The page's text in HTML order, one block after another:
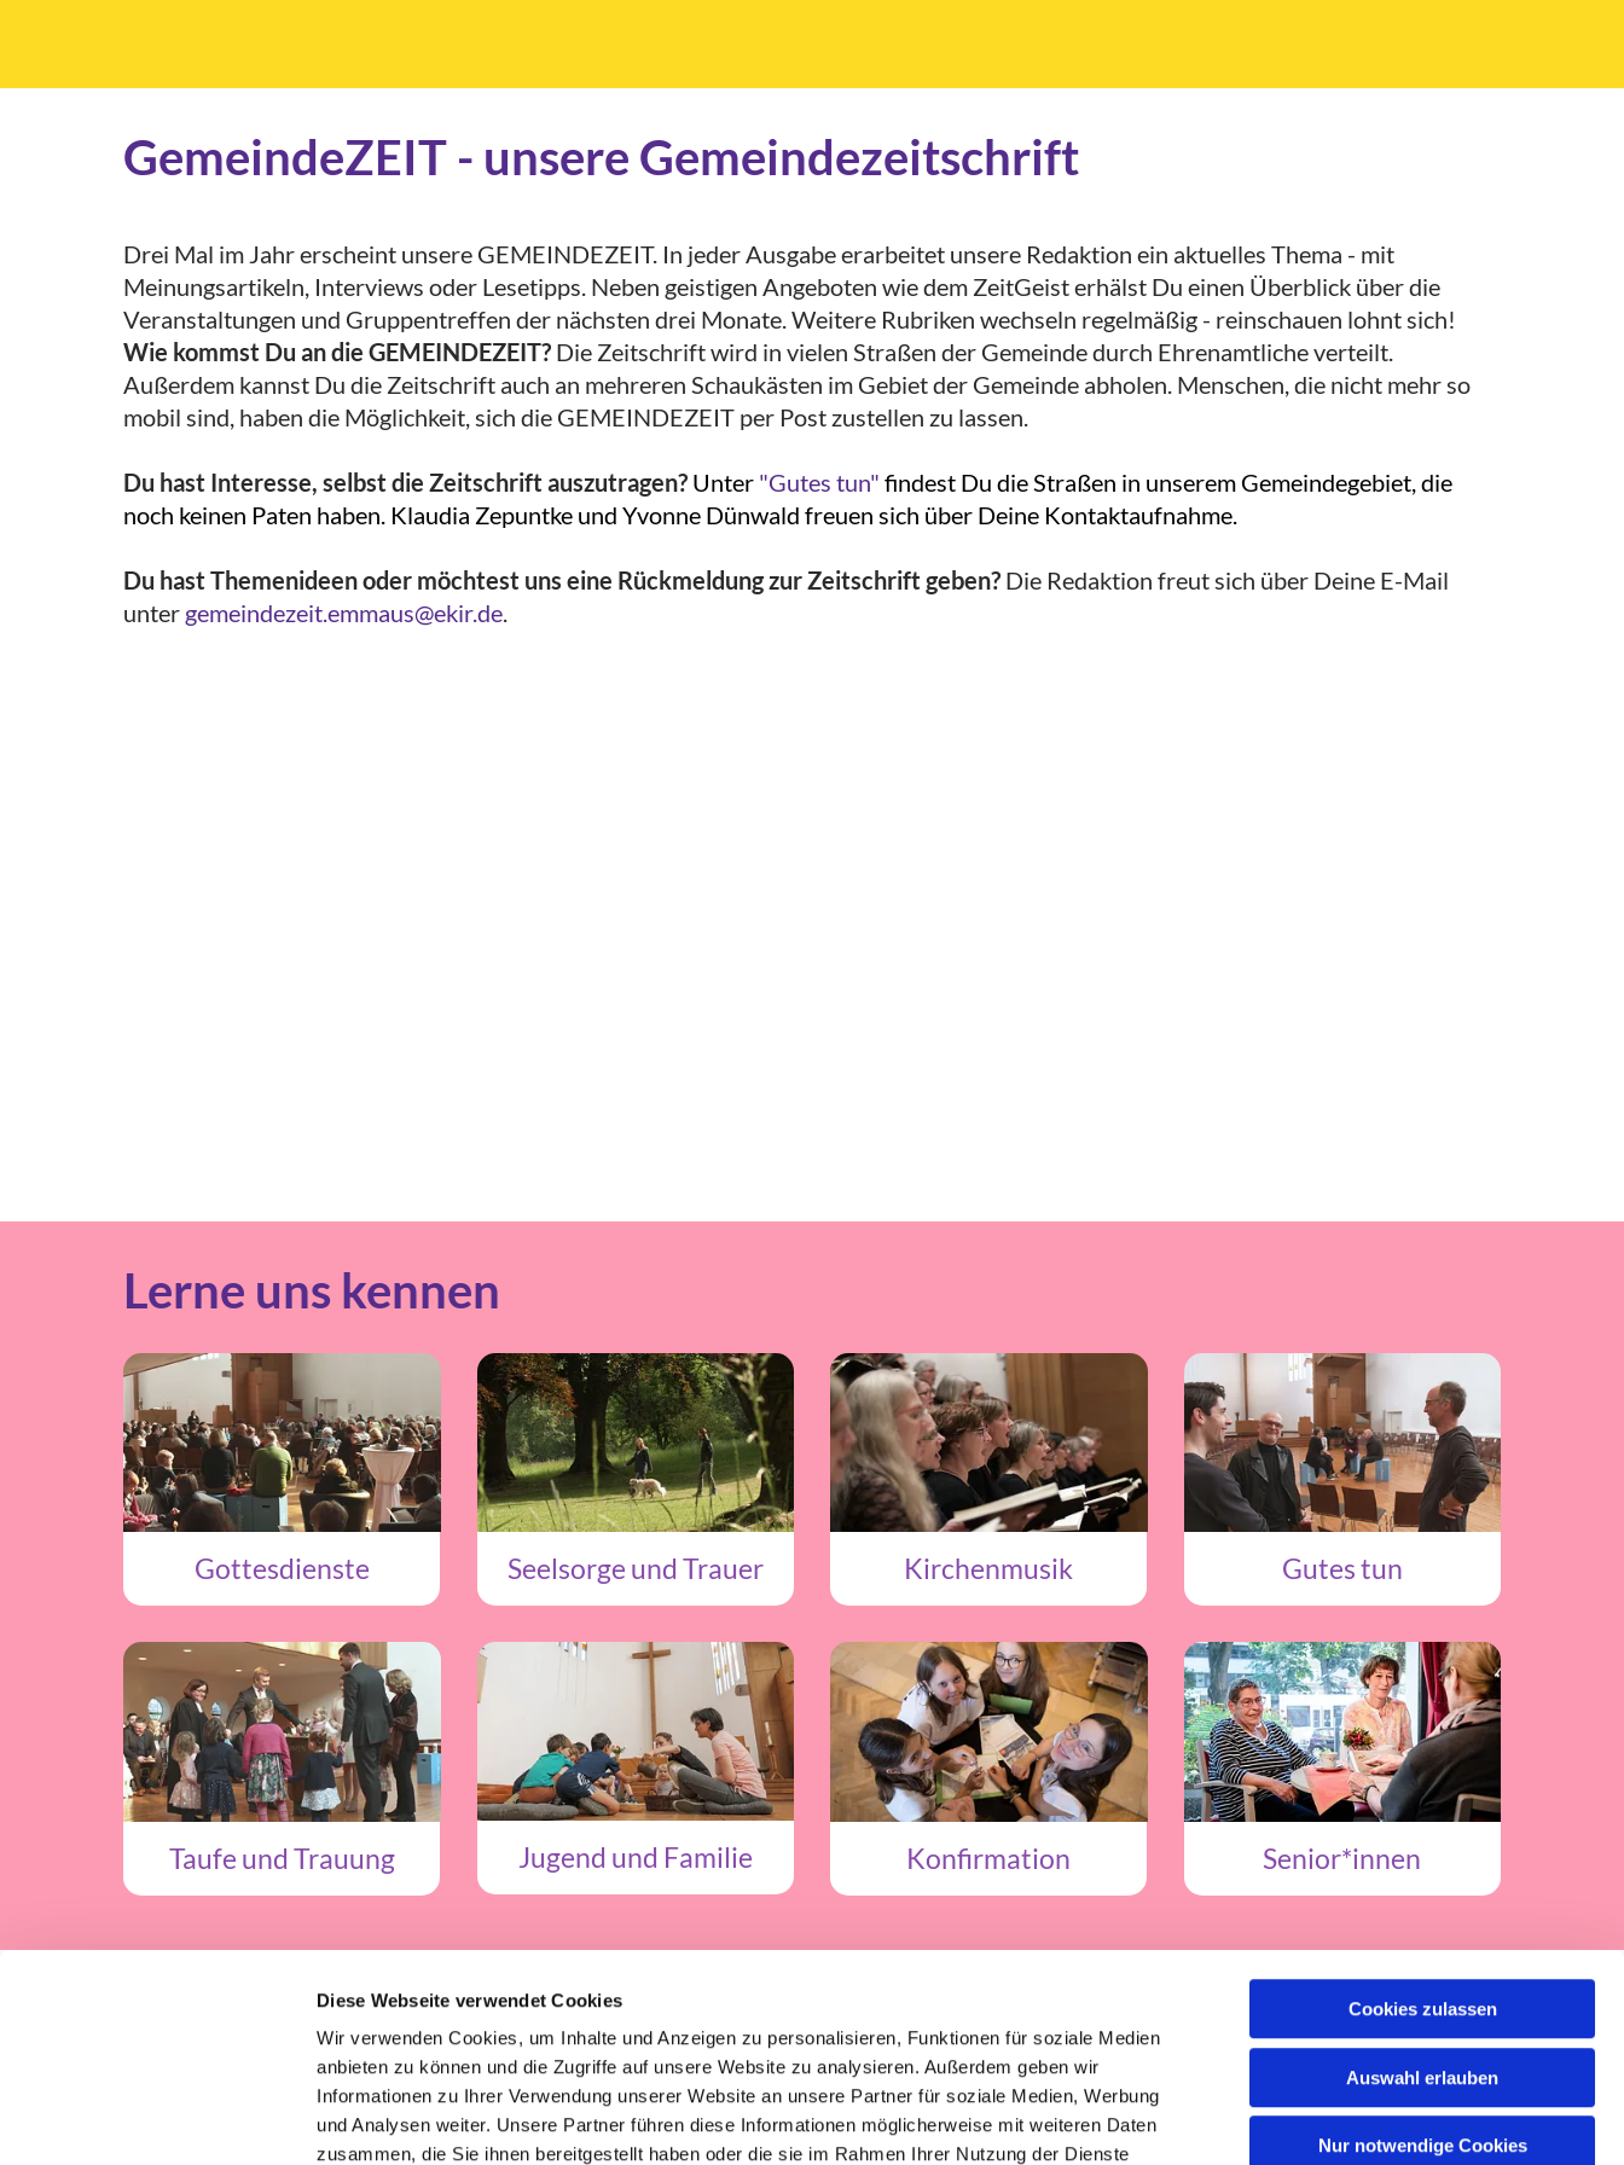
Diese Webseite verwendet Cookies
Wir verwenden Cookies, um Inhalte und Anzeigen zu personalisieren, Funktionen für soziale Medien
anbieten zu können und die Zugriffe auf unsere Website zu analysieren. Außerdem geben wir
Informationen zu Ihrer Verwendung unserer Website an unsere Partner für soziale Medien, Werbung
und Analysen weiter. Unsere Partner führen diese Informationen möglicherweise mit weiteren Daten
zusammen, die Sie ihnen bereitgestellt haben oder die sie im Rahmen Ihrer Nutzung der Dienste
Cookies zulassen
Auswahl erlauben
Nur notwendige Cookies
GemeindeZEIT - unsere Gemeindezeitschrift
Drei Mal im Jahr erscheint unsere GEMEINDEZEIT. In jeder Ausgabe erarbeitet unsere Redaktion ein aktuelles Thema - mit
Meinungsartikeln, Interviews oder Lesetipps. Neben geistigen Angeboten wie dem ZeitGeist erhälst Du einen Überblick über die
Veranstaltungen und Gruppentreffen der nächsten drei Monate. Weitere Rubriken wechseln regelmäßig - reinschauen lohnt sich!
Wie kommst Du an die GEMEINDEZEIT? Die Zeitschrift wird in vielen Straßen der Gemeinde durch Ehrenamtliche verteilt.
Außerdem kannst Du die Zeitschrift auch an mehreren Schaukästen im Gebiet der Gemeinde abholen. Menschen, die nicht mehr so
mobil sind, haben die Möglichkeit, sich die GEMEINDEZEIT per Post zustellen zu lassen.
Du hast Interesse, selbst die Zeitschrift auszutragen? Unter "Gutes tun" findest Du die Straßen in unserem Gemeindegebiet, die
noch keinen Paten haben. Klaudia Zepuntke und Yvonne Dünwald freuen sich über Deine Kontaktaufnahme.
Du hast Themenideen oder möchtest uns eine Rückmeldung zur Zeitschrift geben? Die Redaktion freut sich über Deine E-Mail
unter gemeindezeit.emmaus@ekir.de.
Lerne uns kennen
Gottesdienste Seelsorge und Trauer Kirchenmusik Gutes tun
Taufe und Trauung Jugend und Familie Konfirmation Senior*innen
Evangelische Kirche in Düsseldorf
Gemeinden Kontakt
 Barrierefreiheitserklärung